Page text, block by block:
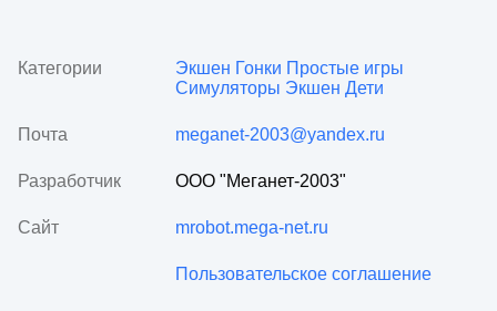
Категории Экшен Гонки Простые игры
Симуляторы Экшен Дети
Почта meganet-2003@yandex.ru
Разработчик ООО "Меганет-2003"
Сайт mrobot.mega-net.ru
Пользовательское соглашение